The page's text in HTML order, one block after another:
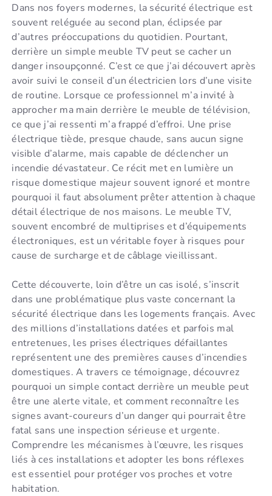
Dans nos foyers modernes, la sécurité électrique est
souvent reléguée au second plan, éclipsée par
d’autres préoccupations du quotidien. Pourtant,
derrière un simple meuble TV peut se cacher un
danger insoupçonné. C’est ce que j’ai découvert après
avoir suivi le conseil d’un électricien lors d’une visite
de routine. Lorsque ce professionnel m’a invité à
approcher ma main derrière le meuble de télévision,
ce que j’ai ressenti m’a frappé d’effroi. Une prise
électrique tiède, presque chaude, sans aucun signe
visible d’alarme, mais capable de déclencher un
incendie dévastateur. Ce récit met en lumière un
risque domestique majeur souvent ignoré et montre
pourquoi il faut absolument prêter attention à chaque
détail électrique de nos maisons. Le meuble TV,
souvent encombré de multiprises et d’équipements
électroniques, est un véritable foyer à risques pour
cause de surcharge et de câblage vieillissant.
Cette découverte, loin d’être un cas isolé, s’inscrit
dans une problématique plus vaste concernant la
sécurité électrique dans les logements français. Avec
des millions d’installations datées et parfois mal
entretenues, les prises électriques défaillantes
représentent une des premières causes d’incendies
domestiques. A travers ce témoignage, découvrez
pourquoi un simple contact derrière un meuble peut
être une alerte vitale, et comment reconnaître les
signes avant-coureurs d’un danger qui pourrait être
fatal sans une inspection sérieuse et urgente.
Comprendre les mécanismes à l’œuvre, les risques
liés à ces installations et adopter les bons réflexes
est essentiel pour protéger vos proches et votre
habitation.